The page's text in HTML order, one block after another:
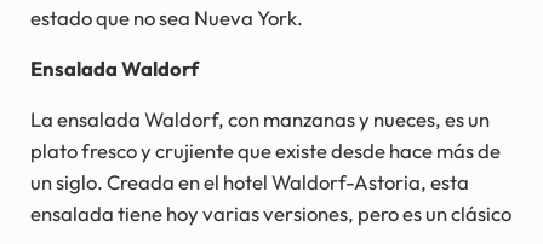
estado que no sea Nueva York.
Ensalada Waldorf
La ensalada Waldorf, con manzanas y nueces, es un
plato fresco y crujiente que existe desde hace más de
un siglo. Creada en el hotel Waldorf-Astoria, esta
ensalada tiene hoy varias versiones, pero es un clásico